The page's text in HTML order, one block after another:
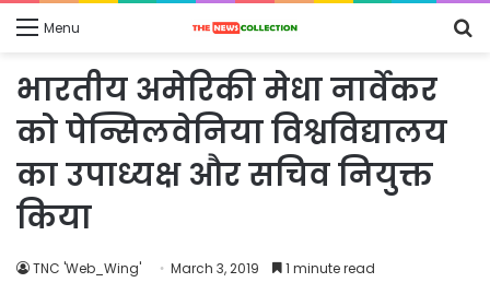
Menu
भारतीय अमेरिकी मेधा नार्वेकर
को पेन्सिलवेनिया विश्वविद्यालय
का उपाध्यक्ष और सचिव नियुक्त
किया
TNC 'Web_Wing' March 3, 2019 1 minute read